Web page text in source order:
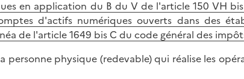
en application du B du V de l'article 150 VH
d'actifs numériques ouverts dans des
de l'article 1649 bis C du code général des
personne physique (redevable) qui réalise les